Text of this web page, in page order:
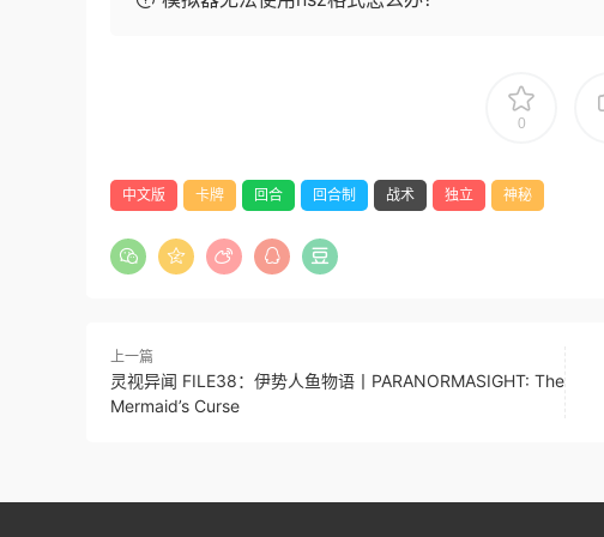
0
中文版 卡牌 回合 回合制 战术 独立 神秘
上一篇
灵视异闻 FILE38：伊势人鱼物语丨PARANORMASIGHT: The
Mermaid’s Curse